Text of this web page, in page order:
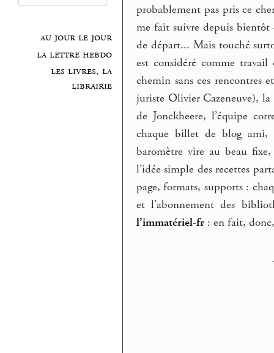
au jour le jour
la lettre hebdo
les livres, la
librairie
probablement pas pris ce
me fait suivre depuis bientôt
de départ... Mais touché
est considéré comme
chemin sans ces rencontres
juriste Olivier Cazeneuve),
de Jonckheere, l’équipe
chaque billet de blog ami,
baromètre vire au beau
l’idée simple des recettes
page, formats, supports :
et l’abonnement des
l’immatériel-fr : en fait,